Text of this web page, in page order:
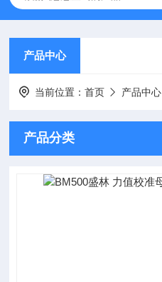
产品中心
当前位置：首页 产品中心
产品分类